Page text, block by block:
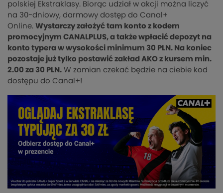
polskiej Ekstraklasy. Biorąc udział w akcji można liczyć
na 30-dniowy, darmowy dostęp do Canal+
Online. Wystarczy założyć tam konto z kodem
promocyjnym CANALPLUS, a także wpłacić depozyt na
konto typera w wysokości minimum 30 PLN. Na koniec
pozostaje już tylko postawić zakład AKO z kursem min.
2.00 za 30 PLN. W zamian czekać będzie na ciebie kod
dostępu do Canal+!